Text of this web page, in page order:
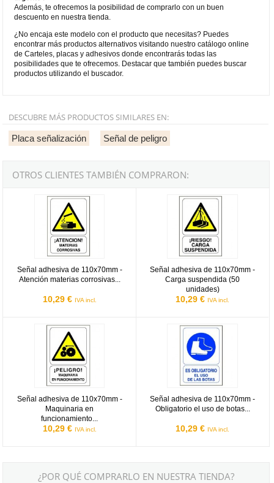
Además, te ofrecemos la posibilidad de comprarlo con un buen
descuento en nuestra tienda.
¿No encaja este modelo con el producto que necesitas? Puedes
encontrar más productos alternativos visitando nuestro catálogo online
de Carteles, placas y adhesivos donde encontrarás todas las
posibilidades que te ofrecemos. Destacar que también puedes buscar
productos utilizando el buscador.
DESCUBRE MÁS PRODUCTOS SIMILARES EN:
Placa señalización Señal de peligro
OTROS CLIENTES TAMBIÉN COMPRARON:
Señal adhesiva de 110x70mm -
Atención materias corrosivas...
10,29 € IVA incl.
Señal adhesiva de 110x70mm - Atención materias corrosivas (50
Señal adhesiva de 110x70mm -
Carga suspendida (50
unidades)
10,29 € IVA incl.
Señal adhesiva de 110x70mm -
Señal adhesiva de 110x70mm -
Maquinaria en
funcionamiento...
10,29 € IVA incl.
Señal adhesiva de 110x70mm - Maquinaria en funcionamiento (50
Señal adhesiva de 110x70mm -
Obligatorio el uso de botas...
10,29 € IVA incl.
Señal adhesiva de 110x70mm -
¿POR QUÉ COMPRARLO EN NUESTRA TIENDA?